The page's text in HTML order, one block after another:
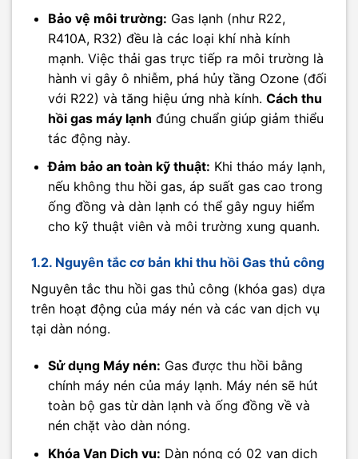
Bảo vệ môi trường: Gas lạnh (như R22,
R410A, R32) đều là các loại khí nhà kính
mạnh. Việc thải gas trực tiếp ra môi trường là
hành vi gây ô nhiễm, phá hủy tầng Ozone (đối
với R22) và tăng hiệu ứng nhà kính. Cách thu
hồi gas máy lạnh đúng chuẩn giúp giảm thiểu
tác động này.
Đảm bảo an toàn kỹ thuật: Khi tháo máy lạnh,
nếu không thu hồi gas, áp suất gas cao trong
ống đồng và dàn lạnh có thể gây nguy hiểm
cho kỹ thuật viên và môi trường xung quanh.
1.2. Nguyên tắc cơ bản khi thu hồi Gas thủ công
Nguyên tắc thu hồi gas thủ công (khóa gas) dựa
trên hoạt động của máy nén và các van dịch vụ
tại dàn nóng.
Sử dụng Máy nén: Gas được thu hồi bằng
chính máy nén của máy lạnh. Máy nén sẽ hút
toàn bộ gas từ dàn lạnh và ống đồng về và
nén chặt vào dàn nóng.
Khóa Van Dịch vụ: Dàn nóng có 02 van dịch